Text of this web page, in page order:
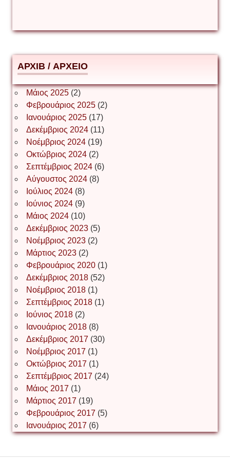
Δημήτριος Ζακοντινός
ΕΥΑΓΓΕΛΟΣ ΜΩΚΟΣ
Ιωάννης Σ. Παπαφλωράτος
ΝΙΚΟΣ ΓΑΤΟΣ
Νίκος Λυγερός
Іван Буртик
Іван Наконечний
Інга Короткевич
Ірина Ключковська
Ірина Наконечна
АРХІВ / ΑΡΧΕΙΟ
Μάιος 2025(2)
Φεβρουάριος 2025(2)
Ιανουάριος 2025(17)
Δεκέμβριος 2024(11)
Νοέμβριος 2024(19)
Οκτώβριος 2024(2)
Σεπτέμβριος 2024(6)
Αύγουστος 2024(8)
Ιούλιος 2024(8)
Ιούνιος 2024(9)
Μάιος 2024(10)
Δεκέμβριος 2023(5)
Νοέμβριος 2023(2)
Μάρτιος 2023(2)
Φεβρουάριος 2020(1)
Δεκέμβριος 2018(52)
Νοέμβριος 2018(1)
Σεπτέμβριος 2018(1)
Ιούνιος 2018(2)
Ιανουάριος 2018(8)
Δεκέμβριος 2017 (30)
Νοέμβριος 2017 (1)
Οκτώβριος 2017 (1)
Σεπτέμβριος 2017 (24)
Μάιος 2017 (1)
Μάρτιος 2017 (19)
Φεβρουάριος 2017 (5)
Ιανουάριος 2017 (6)